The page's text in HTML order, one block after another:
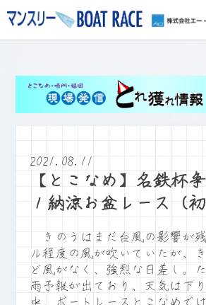
2021.08.11
【とこなめ】名鉄杯
１納涼お盆レース（初
きのうはまだ台風の影響が
ル程度の風が吹いていたが、
ど風がなく、強烈な日差し。
雨予報が出ており、天気は下
中、ボートレースとこなめで